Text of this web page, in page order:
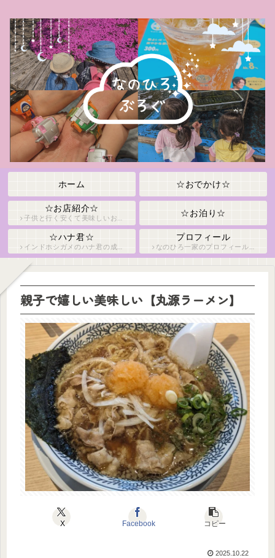
ホーム ☆おでかけ☆
☆お店紹介☆
子供と行く安くて美味しいお店紹介！
☆お泊り☆
☆ハナ君☆
インドホシガメのハナ君の成長日記です！
プロフィール
なのひろ一家のプロフィールをご紹介！
親子で嬉しい美味しい【丸源ラーメン】
X Facebook コピー
2025.10.22